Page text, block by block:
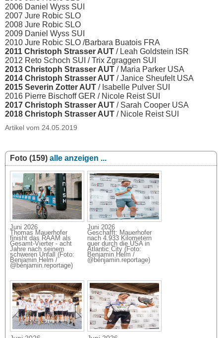
2006 Daniel Wyss SUI
2007 Jure Robic SLO
2008 Jure Robic SLO
2009 Daniel Wyss SUI
2010 Jure Robic SLO /Barbara Buatois FRA
2011 Christoph Strasser AUT / Leah Goldstein ISR
2012 Reto Schoch SUI / Trix Zgraggen SUI
2013 Christoph Strasser AUT / Maria Parker USA
2014 Christoph Strasser AUT / Janice Sheufelt USA
2015 Severin Zotter AUT / Isabelle Pulver SUI
2016 Pierre Bischoff GER / Nicole Reist SUI
2017 Christoph Strasser AUT / Sarah Cooper USA
2018 Christoph Strasser AUT / Nicole Reist SUI
Artikel vom 24.05.2019
Foto (159) alle anzeigen ...
Juni 2026
Thomas Mauerhofer
finisht das RAAM als
Gesamt-Vierter - acht
Jahre nach seinem
schweren Unfall (Foto:
Benjamin Helm /
@benjamin.reportage)
Juni 2026
Geschafft: Mauerhofer
nach 4.933 Kilometern
quer durch die USA in
Atlantic City (Foto:
Benjamin Helm /
@benjamin.reportage)